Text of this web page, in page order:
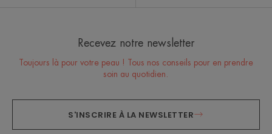
Recevez notre newsletter
Toujours là pour votre peau ! Tous nos conseils pour en prendre
soin au quotidien.
S'INSCRIRE À LA NEWSLETTER